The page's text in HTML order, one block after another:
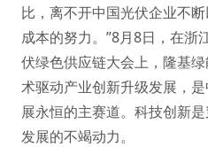
比，离不开中国光伏企业不
成本的努力。”8月8日，在浙
伏绿色供应链大会上，隆基
术驱动产业创新升级发展，
展永恒的主赛道。科技创新
发展的不竭动力。